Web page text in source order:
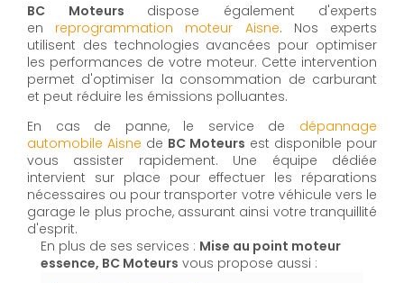
BC Moteurs dispose également d'experts
en
reprogrammation moteur Aisne. Nos experts
utilisent des technologies avancées pour optimiser
les performances de votre moteur. Cette intervention
permet d'optimiser la consommation de carburant
et peut réduire les émissions polluantes.
En cas de panne, le service de dépannage
automobile Aisne de BC Moteurs est disponible pour
vous assister rapidement. Une équipe dédiée
intervient sur place pour effectuer les réparations
nécessaires ou pour transporter votre véhicule vers le
garage le plus proche, assurant ainsi votre tranquillité
d'esprit.
En plus de ses services : Mise au point moteur
essence, BC Moteurs vous propose aussi :